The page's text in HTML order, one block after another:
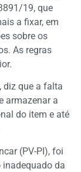
19, que
a fixar, em
sobre os
As regras
diz que a falta
armazenar a
do item e até
(PV-PI), foi
inadequado da